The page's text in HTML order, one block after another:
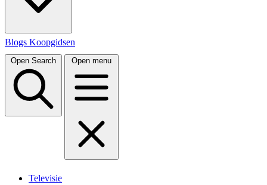
Blogs Koopgidsen
Open Search Open menu
Televisie